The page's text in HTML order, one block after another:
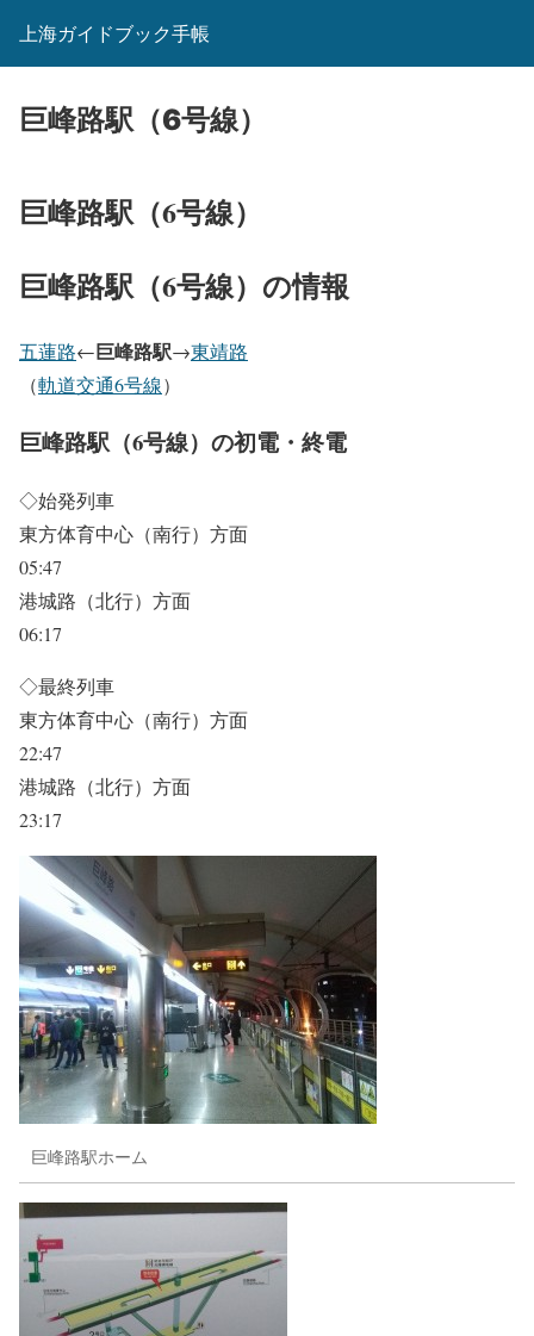
上海ガイドブック手帳
巨峰路駅（6号線）
巨峰路駅（6号線）
巨峰路駅（6号線）の情報
五蓮路←巨峰路駅→東靖路
（軌道交通6号線）
巨峰路駅（6号線）の初電・終電
◇始発列車
東方体育中心（南行）方面
05:47
港城路（北行）方面
06:17
◇最終列車
東方体育中心（南行）方面
22:47
港城路（北行）方面
23:17
巨峰路駅ホーム